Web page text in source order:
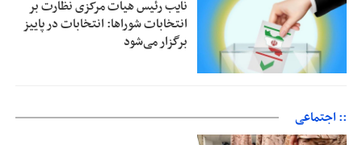
نایب رئیس هیات مرکزی نظارت بر
انتخابات شوراها: انتخابات در پاییز
برگزار می‌شود
:: اجتماعی